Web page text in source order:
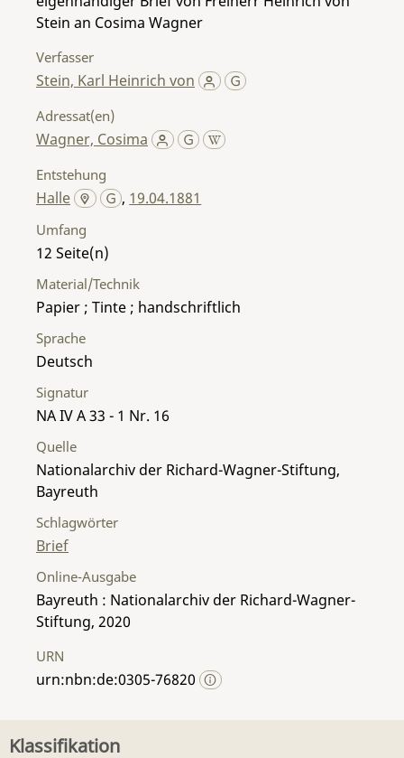
Stein an Cosima Wagner
Verfasser
Stein, Karl Heinrich von
Adressat(en)
Wagner, Cosima
Entstehung
Halle , 19.04.1881
Umfang
12
Material/Technik
Papier ; Tinte ; handschriftlich
Sprache
Deutsch
Signatur
NA IV A 33 - 1 Nr. 16
Quelle
Nationalarchiv der Richard-Wagner-Stiftung,
Bayreuth
Schlagwörter
Brief
Online-Ausgabe
Bayreuth : Nationalarchiv der Richard-Wagner-
Stiftung, 2020
URN
urn:nbn:de:0305-76820
Klassifikation